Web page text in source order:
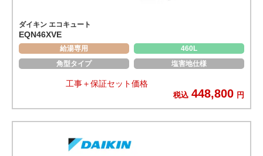
ダイキン エコキュート
EQN46XVE
給湯専用
460L
角型タイプ
塩害地仕様
工事＋保証セット価格
税込 448,800 円